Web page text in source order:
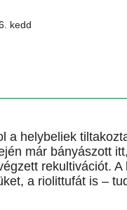
kedd
a helybeliek
már bányászott
rekultivációt.
a riolittufát is –